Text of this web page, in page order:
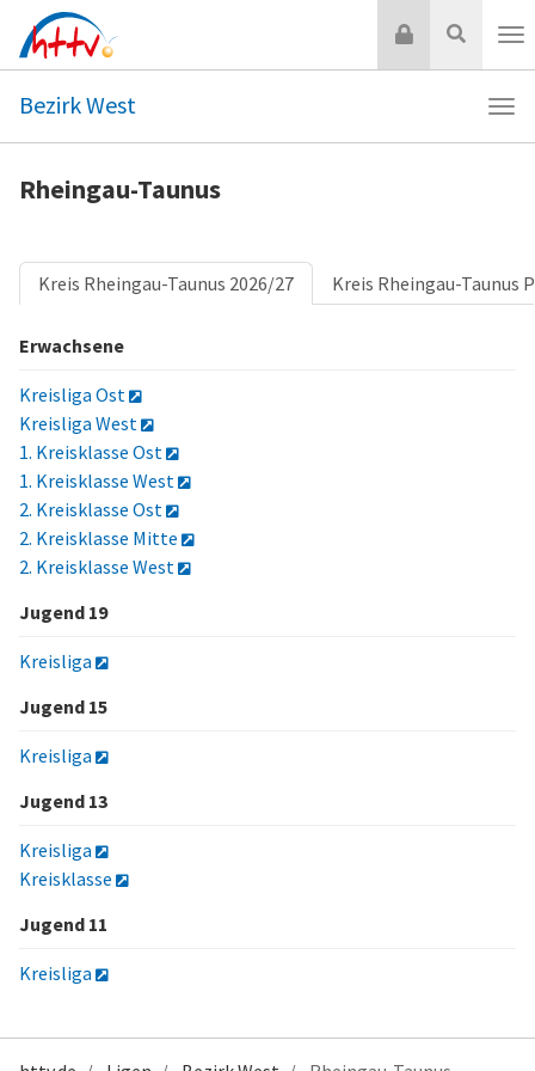
Inhalt
springen
Suche
Login
Bezirk West
Rheingau-Taunus
Kreis Rheingau-Taunus 2026/27 Kreis Rheingau-Taunus
Erwachsene
Kreisliga Ost
Kreisliga West
1. Kreisklasse Ost
1. Kreisklasse West
2. Kreisklasse Ost
2. Kreisklasse Mitte
2. Kreisklasse West
Jugend 19
Kreisliga
Jugend 15
Kreisliga
Jugend 13
Kreisliga
Kreisklasse
Jugend 11
Kreisliga